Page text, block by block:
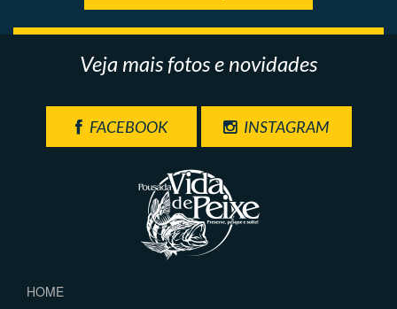
Veja mais fotos e novidades
FACEBOOK INSTAGRAM
HOME